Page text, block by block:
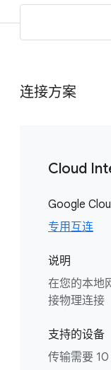
连接方案
Cloud
Google
专用互连
说明
在您的本地
接物理连接
支持的设备
传输需要